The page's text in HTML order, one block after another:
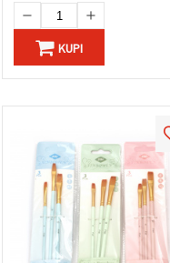
KUPI